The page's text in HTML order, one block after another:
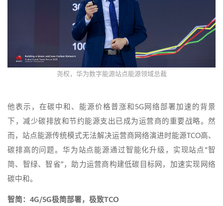
尧权，华为数字能源站点能源领域总裁
他表示，在碳中和、能源价格普涨和5G网络部署加速的背景
下，减少碳排放和节约能源支出已成为运营商的重要战略。然
而，站点能源传统模式无法解决运营商网络演进时能源TCO高、
碳排高的问题。华为站点能源通过智能化升级，实现站点“智
简、智绿、智省”，助力运营商构建低碳目标网，加速实现网络
碳中和。
智简：4G/5G极简部署，极致TCO